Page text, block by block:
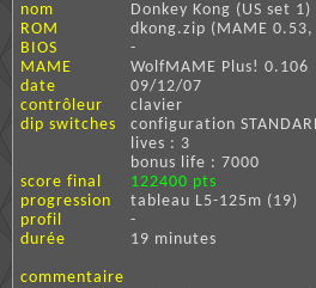
nom
Donkey Kong (US set 1)
ROM
dkong.zip (MAME
BIOS
-
MAME
WolfMAME Plus! 0.106
date
09/12/07
contrôleur
clavier
dip switches
configuration
lives : 3
bonus life : 7000
score final
122400 pts
progression
tableau L5-125m (19)
profil
-
durée
19 minutes
commentaire